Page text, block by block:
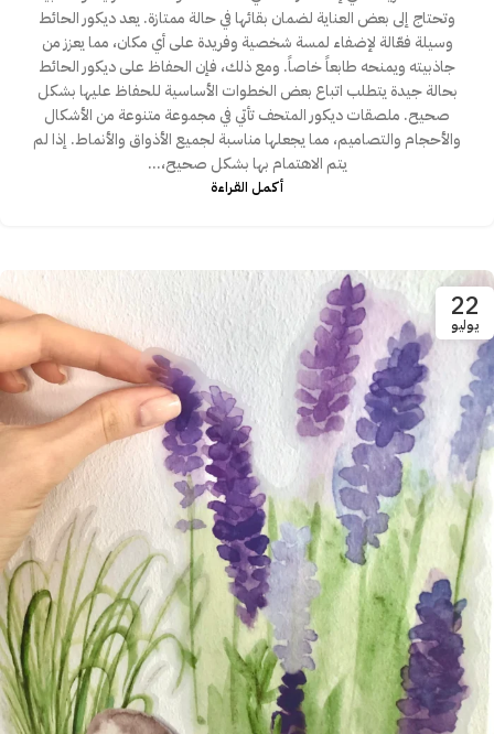
وتحتاج إلى بعض العناية لضمان بقائها في حالة ممتازة. يعد ديكور الحائط
وسيلة فعّالة لإضفاء لمسة شخصية وفريدة على أي مكان، مما يعزز من
جاذبيته ويمنحه طابعاً خاصاً. ومع ذلك، فإن الحفاظ على ديكور الحائط
بحالة جيدة يتطلب اتباع بعض الخطوات الأساسية للحفاظ عليها بشكل
صحيح. ملصقات ديكور المتحف تأتي في مجموعة متنوعة من الأشكال
والأحجام والتصاميم، مما يجعلها مناسبة لجميع الأذواق والأنماط. إذا لم
يتم الاهتمام بها بشكل صحيح،...
أكمـل القـراءة
22
يوليو